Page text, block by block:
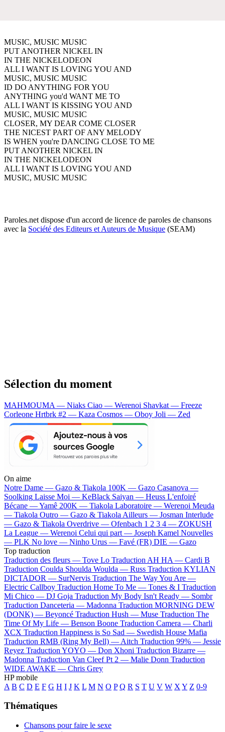
MUSIC, MUSIC MUSIC
PUT ANOTHER NICKEL IN
IN THE NICKELODEON
ALL I WANT IS LOVING YOU AND
MUSIC, MUSIC MUSIC
ID DO ANYTHING FOR YOU
ANYTHING you'd WANT ME TO
ALL I WANT IS KISSING YOU AND
MUSIC, MUSIC MUSIC
CLOSER, MY DEAR COME CLOSER
THE NICEST PART OF ANY MELODY
IS WHEN you're DANCING CLOSE TO ME
PUT ANOTHER NICKEL IN
IN THE NICKELODEON
ALL I WANT IS LOVING YOU AND
MUSIC, MUSIC MUSIC
Paroles.net dispose d'un accord de licence de paroles de chansons
avec la Société des Editeurs et Auteurs de Musique (SEAM)
Sélection du moment
MAHMOUMA — Niaks Ciao — Werenoi Shavkat — Freeze
Corleone Hrtbrk #2 — Kaza Cosmos — Oboy Joli — Zed
On aime
Notre Dame — Gazo & Tiakola 100K — Gazo Casanova —
Soolking Laisse Moi — KeBlack Saiyan — Heuss L'enfoiré
Bécane —Yamê 200K — Tiakola Laboratoire — Werenoi Meuda
— Tiakola Outro — Gazo & Tiakola Ailleurs — Josman Interlude
— Gazo & Tiakola Overdrive — Ofenbach 1 2 3 4 — ZOKUSH
La League — Werenoi Celui qui part — Joseph Kamel Nouvelles
— PLK No love — Ninho Urus — Favé (FR) DIE — Gazo
Top traduction
Traduction des fleurs — Tove Lo Traduction AH HA — Cardi B
Traduction Coulda Shoulda Woulda — Russ Traduction KYLIAN
DICTADOR — SurNervis Traduction The Way You Are —
Electric Callboy Traduction Home To Me — Tones & I Traduction
Mi Chico — DJ Goja Traduction My Body Isn't Ready — Sombr
Traduction Danceteria — Madonna Traduction MORNING DEW
(DONK) — Beyoncé Traduction Hush — Muse Traduction The
Time Of My Life — Benson Boone Traduction Camera — Charli
XCX Traduction Happiness is So Sad — Swedish House Mafia
Traduction RMB (Ring My Bell) — Aitch Traduction 99% — Jessie
Reyez Traduction YOYO — Don Xhoni Traduction Bizarre —
Madonna Traduction Van Cleef Pt 2 — Malie Donn Traduction
WIDE AWAKE — Chris Grey
HP mobile
A B C D E F G H I J K L M N O P Q R S T U V W X Y Z 0-9
Thématiques
Chansons pour faire le sexe